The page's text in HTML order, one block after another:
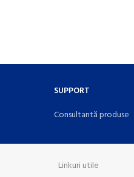
SUPPORT
Consultantă produse
Linkuri utile